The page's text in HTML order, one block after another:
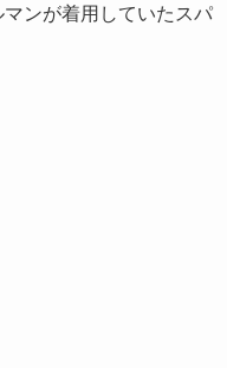
ンが着用していたスパ